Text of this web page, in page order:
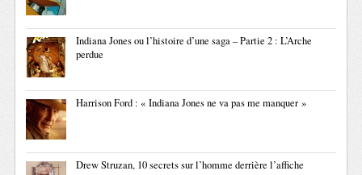
Indiana Jones ou l’histoire d’une saga – Partie 2 : L’Arche
perdue
Harrison Ford : « Indiana Jones ne va pas me manquer »
Drew Struzan, 10 secrets sur l’homme derrière l’affiche